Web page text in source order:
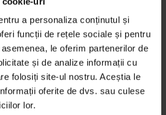
a personaliza conținutul și
funcții de rețele sociale și pentru
le oferim partenerilor de
și de analize informații cu
folosiți site-ul nostru. Aceștia le
oferite de dvs. sau culese
lor.
probabil că fiecare
un om minunat, cu aceleași
Dar împreună, aceste
și puse în valoare la
minunată să se
lor și norocul celor din